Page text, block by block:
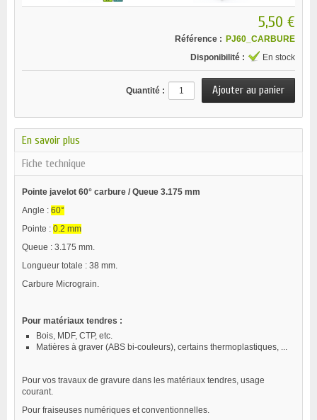
5,50 €
Référence : PJ60_CARBURE
Disponibilité :
En stock
Quantité :
En savoir plus
Fiche technique
Pointe javelot 60° carbure / Queue 3.175 mm
Angle : 60°
Pointe : 0.2 mm
Queue : 3.175 mm.
Longueur totale : 38 mm.
Carbure Micrograin.
Pour matériaux tendres :
Bois, MDF, CTP, etc.
Matières à graver (ABS bi-couleurs), certains thermoplastiques, ...
Pour vos travaux de gravure dans les matériaux tendres, usage
courant.
Pour fraiseuses numériques et conventionnelles.